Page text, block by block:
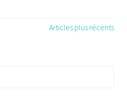
Articles plus récents